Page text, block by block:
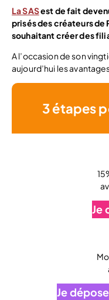
La SASest de fait
prisés des créateurs de
souhaitant créer des
A l’occasion de son
aujourd’hui les
3 étapes
Je
Je